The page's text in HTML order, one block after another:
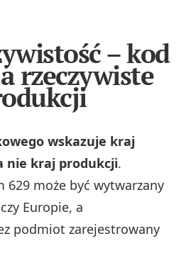
– kod
rzeczywiste
wskazuje kraj
nie kraj produkcji.
629 może być wytwarzany
Europie, a
podmiot zarejestrowany